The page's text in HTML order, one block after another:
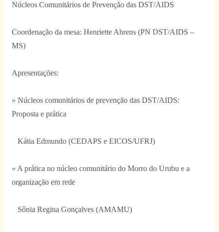
Núcleos Comunitários de Prevenção das DST/AIDS
Coordenação da mesa: Henriette Ahrens (PN DST/AIDS –
MS)
Apresentações:
» Núcleos comunitários de prevenção das DST/AIDS:
Proposta e prática
Kátia Edmundo (CEDAPS e EICOS/UFRJ)
» A prática no núcleo comunitário do Morro do Urubu e a
organização em rede
Sônia Regina Gonçalves (AMAMU)